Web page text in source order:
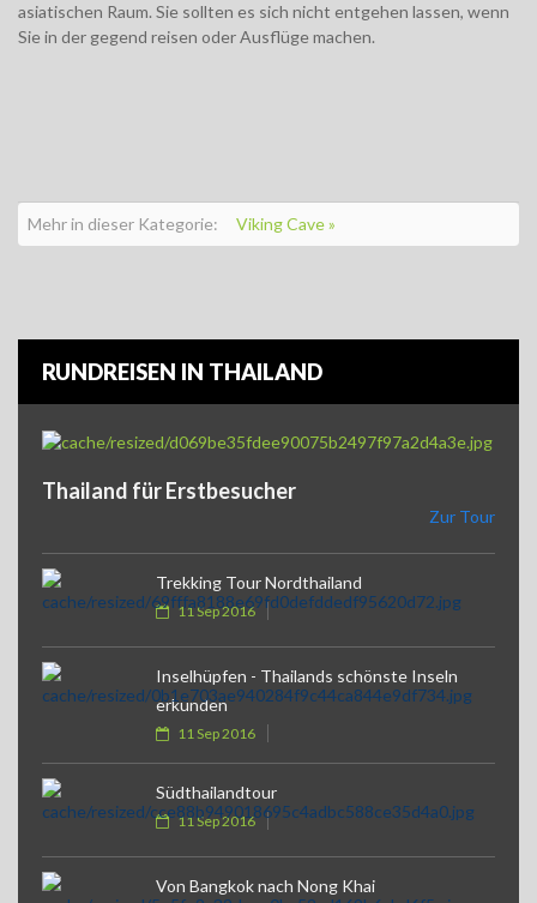
asiatischen Raum. Sie sollten es sich nicht entgehen lassen, wenn
Sie in der gegend reisen oder Ausflüge machen.
Mehr in dieser Kategorie: Viking Cave »
RUNDREISEN IN THAILAND
Thailand für Erstbesucher
Zur Tour
Trekking Tour Nordthailand
11 Sep 2016
Inselhüpfen - Thailands schönste Inseln
erkunden
11 Sep 2016
Südthailandtour
11 Sep 2016
Von Bangkok nach Nong Khai